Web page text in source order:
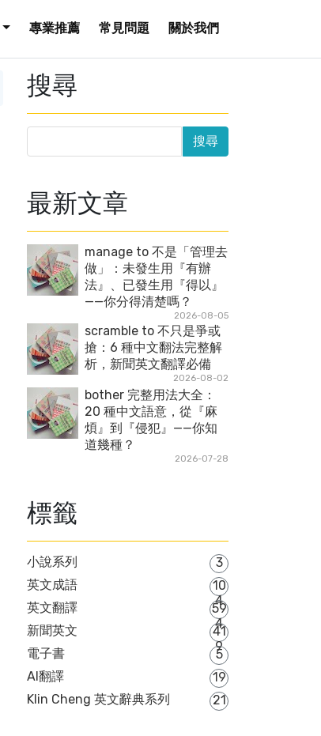
專業推薦 常見問題 關於我們
搜尋
最新文章
manage to 不是「管理去
做」：未發生用『有辦
法』、已發生用『得以』
——你分得清楚嗎？
2026-08-05
scramble to 不只是爭或
搶：6 種中文翻法完整解
析，新聞英文翻譯必備
2026-08-02
bother 完整用法大全：
20 種中文語意，從『麻
煩』到『侵犯』——你知
道幾種？
2026-07-28
標籤
小說系列
3
英文成語
10
4
英文翻譯
59
4
新聞英文
41
9
電子書
5
AI翻譯
19
Klin Cheng 英文辭典系列
21